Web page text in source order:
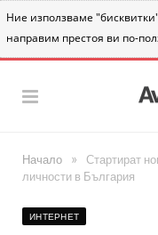
Ние използваме
направим престоя ви по-
Начало »
Стартират
личности в България
ИНТЕРНЕТ